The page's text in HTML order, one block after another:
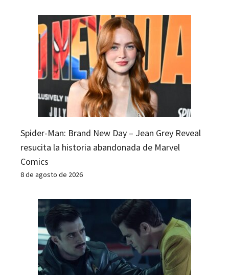
Spider-Man: Brand New Day – Jean Grey Reveal
resucita la historia abandonada de Marvel
Comics
8 de agosto de 2026